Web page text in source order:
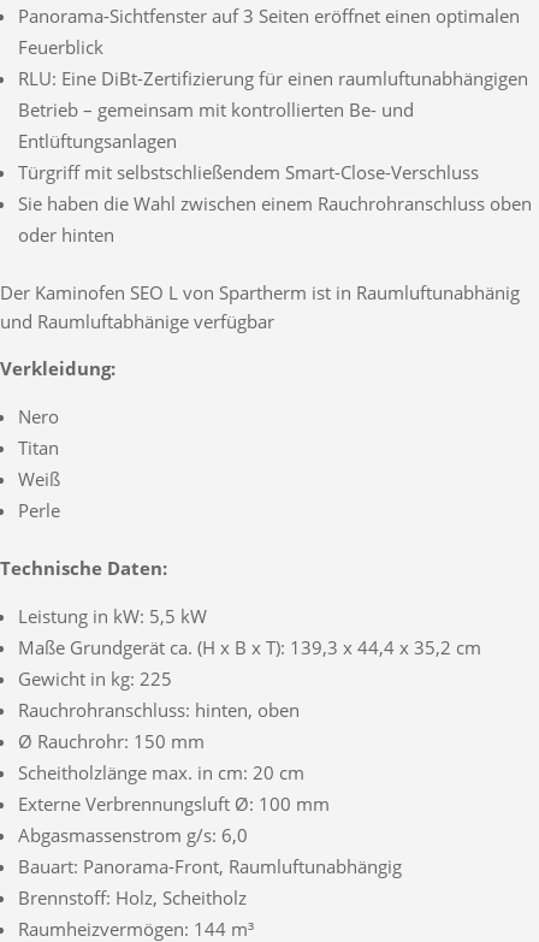
Panorama-Sichtfenster auf 3 Seiten eröffnet einen optimalen
Feuerblick
RLU: Eine DiBt-Zertifizierung für einen raumluftunabhängigen
Betrieb – gemeinsam mit kontrollierten Be- und
Entlüftungsanlagen
Türgriff mit selbstschließendem Smart-Close-Verschluss
Sie haben die Wahl zwischen einem Rauchrohranschluss oben
oder hinten
Der Kaminofen SEO L von Spartherm ist in Raumluftunabhänig
und Raumluftabhänige verfügbar
Verkleidung:
Nero
Titan
Weiß
Perle
Technische Daten:
Leistung in kW: 5,5 kW
Maße Grundgerät ca. (H x B x T): 139,3 x 44,4 x 35,2 cm
Gewicht in kg: 225
Rauchrohranschluss: hinten, oben
Ø Rauchrohr: 150 mm
Scheitholzlänge max. in cm: 20 cm
Externe Verbrennungsluft Ø: 100 mm
Abgasmassenstrom g/s: 6,0
Bauart: Panorama-Front, Raumluftunabhängig
Brennstoff: Holz, Scheitholz
Raumheizvermögen: 144 m³